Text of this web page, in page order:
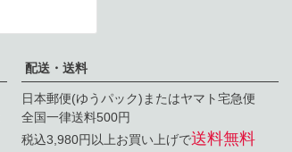
配送・送料
日本郵便(ゆうパック)またはヤマト宅急便
全国一律送料500円
税込3,980円以上お買い上げで送料無料